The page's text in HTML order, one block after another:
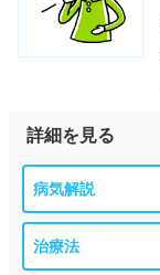
詳細を見る
病気解説
治療法